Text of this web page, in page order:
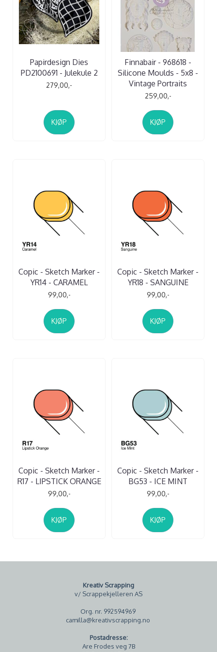
Papirdesign Dies
PD2100691 - Julekule 2
279,00,-
KJØP
Finnabair - 968618 -
Silicone Moulds - 5x8 -
Vintage Portraits
259,00,-
KJØP
Copic - Sketch Marker -
YR14 - CARAMEL
99,00,-
KJØP
Copic - Sketch Marker -
YR18 - SANGUINE
99,00,-
KJØP
Copic - Sketch Marker -
R17 - LIPSTICK ORANGE
99,00,-
KJØP
Copic - Sketch Marker -
BG53 - ICE MINT
99,00,-
KJØP
Kreativ Scrapping
v/ Scrappekjelleren AS
Org. nr. 992594969
camilla@kreativscrapping.no
Postadresse:
Are Frodes veg 7B